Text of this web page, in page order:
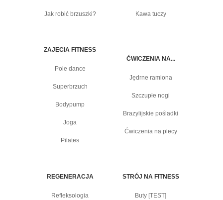
Jak robić brzuszki? Kawa tuczy
ZAJECIA FITNESS
Pole dance
Superbrzuch
Bodypump
Joga
Pilates
ĆWICZENIA NA...
Jędrne ramiona
Szczupłe nogi
Brazylijskie pośladki
Ćwiczenia na plecy
REGENERACJA
Refleksologia
STRÓJ NA FITNESS
Buty [TEST]